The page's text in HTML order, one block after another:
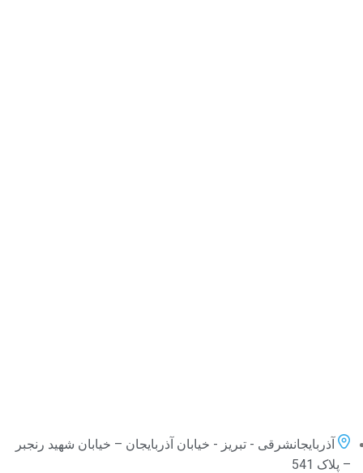
آذربایجانشرقی - تبریز - خیابان آذربایجان – خیابان شهید رنجبر
– پلاک 541